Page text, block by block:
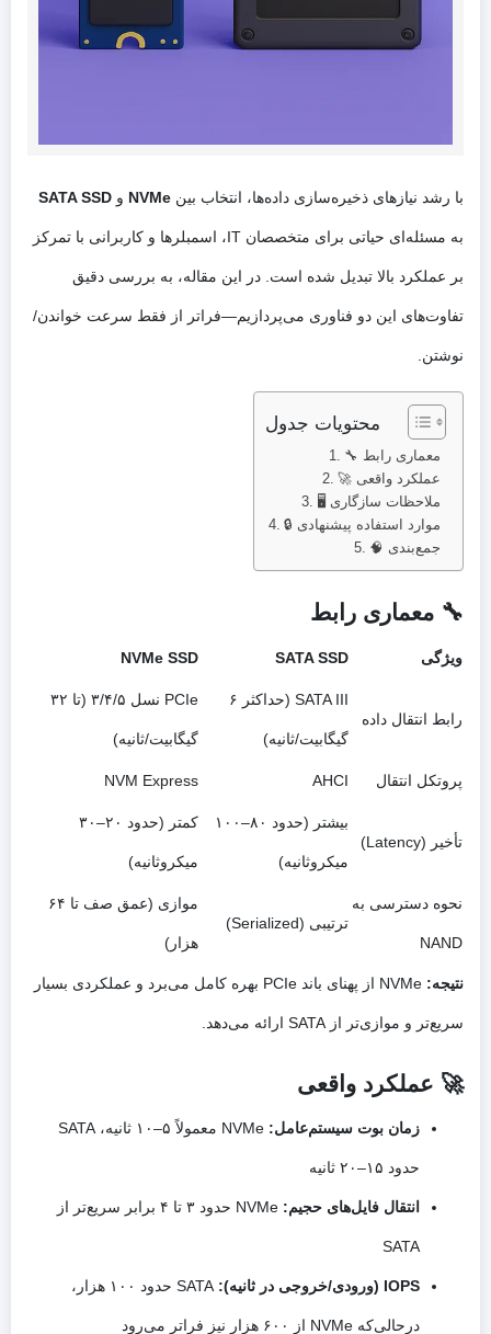
با رشد نیازهای ذخیره‌سازی داده‌ها، انتخاب بین NVMe و SATA SSD
به مسئله‌ای حیاتی برای متخصصان IT، اسمبلرها و کاربرانی با تمرکز
بر عملکرد بالا تبدیل شده است. در این مقاله، به بررسی دقیق
تفاوت‌های این دو فناوری می‌پردازیم—فراتر از فقط سرعت خواندن/
نوشتن.
محتویات جدول
🔧 معماری رابط
🚀 عملکرد واقعی
🖥️ ملاحظات سازگاری
🔒 موارد استفاده پیشنهادی
🧠 جمع‌بندی
🔧 معماری رابط
ویژگی SATA SSD
NVMe SSD
رابط انتقال داده
SATA III (حداکثر ۶
گیگابیت/ثانیه)
PCIe نسل ۳/۴/۵ (تا ۳۲
گیگابیت/ثانیه)
پروتکل انتقال AHCI
NVM Express
تأخیر (Latency)
بیشتر (حدود ۸۰–۱۰۰
میکروثانیه)
کمتر (حدود ۲۰–۳۰
میکروثانیه)
نحوه دسترسی به
NAND
ترتیبی (Serialized)
موازی (عمق صف تا ۶۴
هزار)
نتیجه: NVMe از پهنای باند PCIe بهره‌ کامل می‌برد و عملکردی بسیار
سریع‌تر و موازی‌تر از SATA ارائه می‌دهد.
🚀 عملکرد واقعی
زمان بوت سیستم‌عامل: NVMe معمولاً ۵–۱۰ ثانیه، SATA
حدود ۱۵–۲۰ ثانیه
انتقال فایل‌های حجیم: NVMe حدود ۳ تا ۴ برابر سریع‌تر از
SATA
IOPS (ورودی/خروجی در ثانیه): SATA حدود ۱۰۰ هزار،
درحالی‌که NVMe از ۶۰۰ هزار نیز فراتر می‌رود